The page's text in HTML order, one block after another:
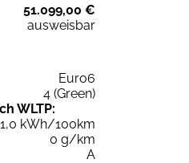
51.099,00 €
ausweisbar
Euro6
4 (Green)
WLTP:
kWh/100km
0 g/km
A